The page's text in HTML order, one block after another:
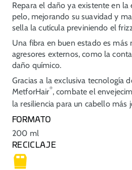
Repara el daño ya existente en la
pelo, mejorando su suavidad y
sella la cutícula previniendo el
Una fibra en buen estado es más
agresores externos, como la
daño químico.
Gracias a la exclusiva tecnología
MetforHair®, combate el
la resiliencia para un cabello más
FORMATO
200 ml
RECICLAJE